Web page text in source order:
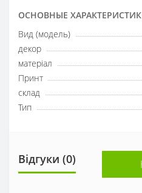
ОСНОВНЫЕ
Вид (модель)
декор
матеріал
Принт
склад
Тип
Відгуки (0)